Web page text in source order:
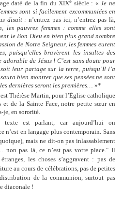
daté de la fin du XIX
siècle : «Je ne
sont si facilement excommuniées en
disait : n’entrez pas ici, n’entrez pas là,
les pauvres femmes : comme elles sont
le Bon Dieu en bien plus grand nombre
de Notre Seigneur, les femmes eurent
puisqu’elles bravèrent les insultes des
de Jésus ! C’est sans doute pour
leur partage sur la terre, puisqu’Il l’a
bien montrer que ses pensées ne sont
dernières seront les premières…
»*
Thérèse Martin, pour l’Église catholique
et de la Sainte Face, notre petite sœur en
en sororité.
texte est parlant, car aujourd’hui on
en langage plus contemporain. Sans
mais ne dit-on pas inlassablement
non pas là, ce n’est pas votre place." Il
les choses s’aggravent : pas de
au cours de célébrations, pas de petites
de la communion, surtout pas
diaconale !